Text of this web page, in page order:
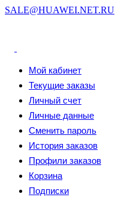
SALE@HUAWEI.NET.RU
Мой кабинет
Текущие заказы
Личный счет
Личные данные
Сменить пароль
История заказов
Профили заказов
Корзина
Подписки